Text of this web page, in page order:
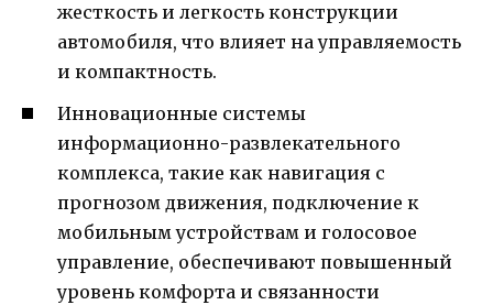
жесткость и легкость конструкции
автомобиля, что влияет на управляемость
и компактность.
Инновационные системы
информационно-развлекательного
комплекса, такие как навигация с
прогнозом движения, подключение к
мобильным устройствам и голосовое
управление, обеспечивают повышенный
уровень комфорта и связанности